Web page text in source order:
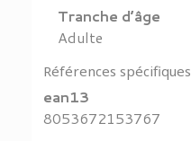
Tranche d’âge
Adulte
Références spécifiques
ean13
8053672153767